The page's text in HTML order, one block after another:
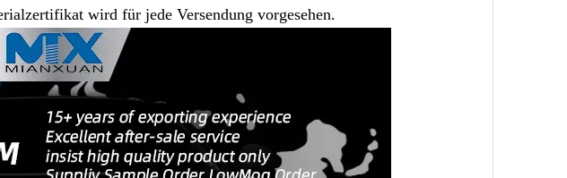
wird für jede Versendung vorgesehen.